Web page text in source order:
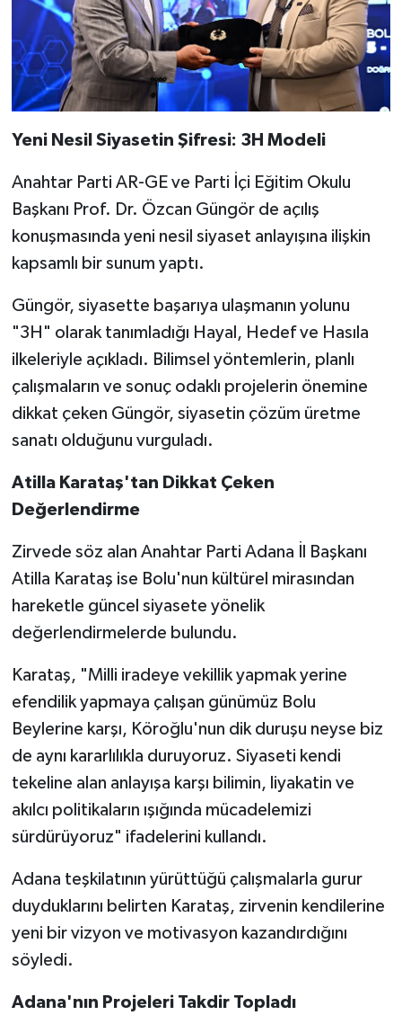
Yeni Nesil Siyasetin Şifresi: 3H Modeli
Anahtar Parti AR-GE ve Parti İçi Eğitim Okulu
Başkanı Prof. Dr. Özcan Güngör de açılış
konuşmasında yeni nesil siyaset anlayışına ilişkin
kapsamlı bir sunum yaptı.
Güngör, siyasette başarıya ulaşmanın yolunu
"3H" olarak tanımladığı Hayal, Hedef ve Hasıla
ilkeleriyle açıkladı. Bilimsel yöntemlerin, planlı
çalışmaların ve sonuç odaklı projelerin önemine
dikkat çeken Güngör, siyasetin çözüm üretme
sanatı olduğunu vurguladı.
Atilla Karataş'tan Dikkat Çeken
Değerlendirme
Zirvede söz alan Anahtar Parti Adana İl Başkanı
Atilla Karataş ise Bolu'nun kültürel mirasından
hareketle güncel siyasete yönelik
değerlendirmelerde bulundu.
Karataş, "Milli iradeye vekillik yapmak yerine
efendilik yapmaya çalışan günümüz Bolu
Beylerine karşı, Köroğlu'nun dik duruşu neyse biz
de aynı kararlılıkla duruyoruz. Siyaseti kendi
tekeline alan anlayışa karşı bilimin, liyakatin ve
akılcı politikaların ışığında mücadelemizi
sürdürüyoruz" ifadelerini kullandı.
Adana teşkilatının yürüttüğü çalışmalarla gurur
duyduklarını belirten Karataş, zirvenin kendilerine
yeni bir vizyon ve motivasyon kazandırdığını
söyledi.
Adana'nın Projeleri Takdir Topladı